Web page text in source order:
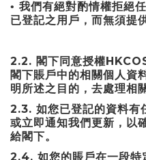
• 我們有絕對酌情權拒絕
已登記之用戶，而無須提
2.2. 閣下同意授權
閣下賬戶中的相關個人資
明所述之目的，去處理相
2.3. 如您已登記的資料有
或立即通知我們更新，以
給閣下。
2.4. 如您的賬戶在一段特